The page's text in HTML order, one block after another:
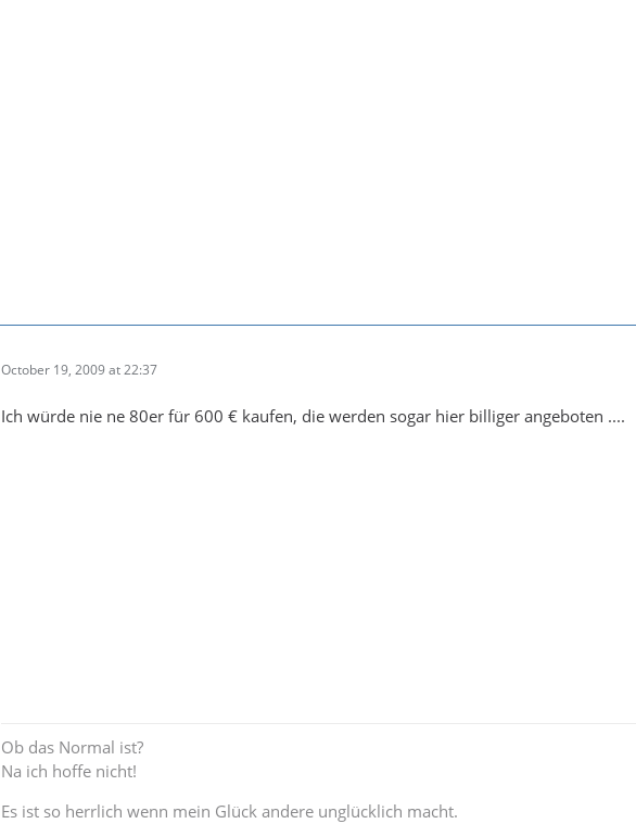
October 19, 2009 at 22:37
Ich würde nie ne 80er für 600 € kaufen, die werden sogar hier billiger angeboten ....
Ob das Normal ist?
Na ich hoffe nicht!
Es ist so herrlich wenn mein Glück andere unglücklich macht.